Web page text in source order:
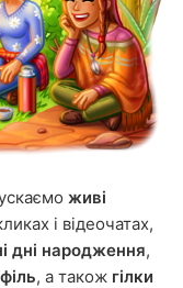
живі
і відеочатах,
дні народження,
, а також гілки